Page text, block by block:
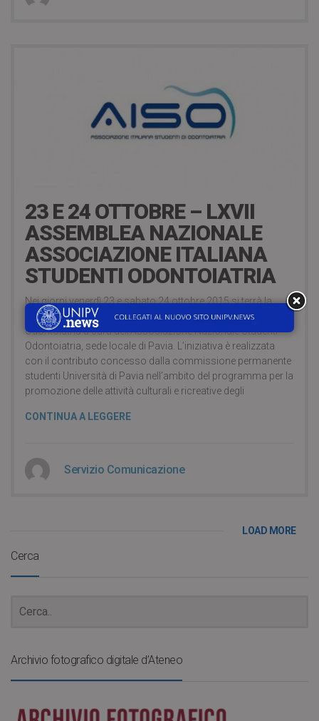
23 E 24 OTTOBRE – LXVII
ASSEMBLEA NAZIONALE
ASSOCIAZIONE ITALIANA
STUDENTI ODONTOIATRIA
Nei giorni venerdì 23 e sabato 24 ottobre 2015 si terrà la
LXVII Assemblea Nazionale Associazione Italiana Studenti
Odontoiatria a cura dell’Associazione Nazionale Studenti
Odontoiatria, sede locale di Pavia. L’iniziativa è realizzata
con il contributo concesso dalla commissione permanente
studenti Università di Pavia nell’ambito del programma per la
promozione delle attività culturali e ricreative degli
CONTINUA A LEGGERE
Servizio Comunicazione
LOAD MORE
Cerca
Archivio fotografico digitale d’Ateneo